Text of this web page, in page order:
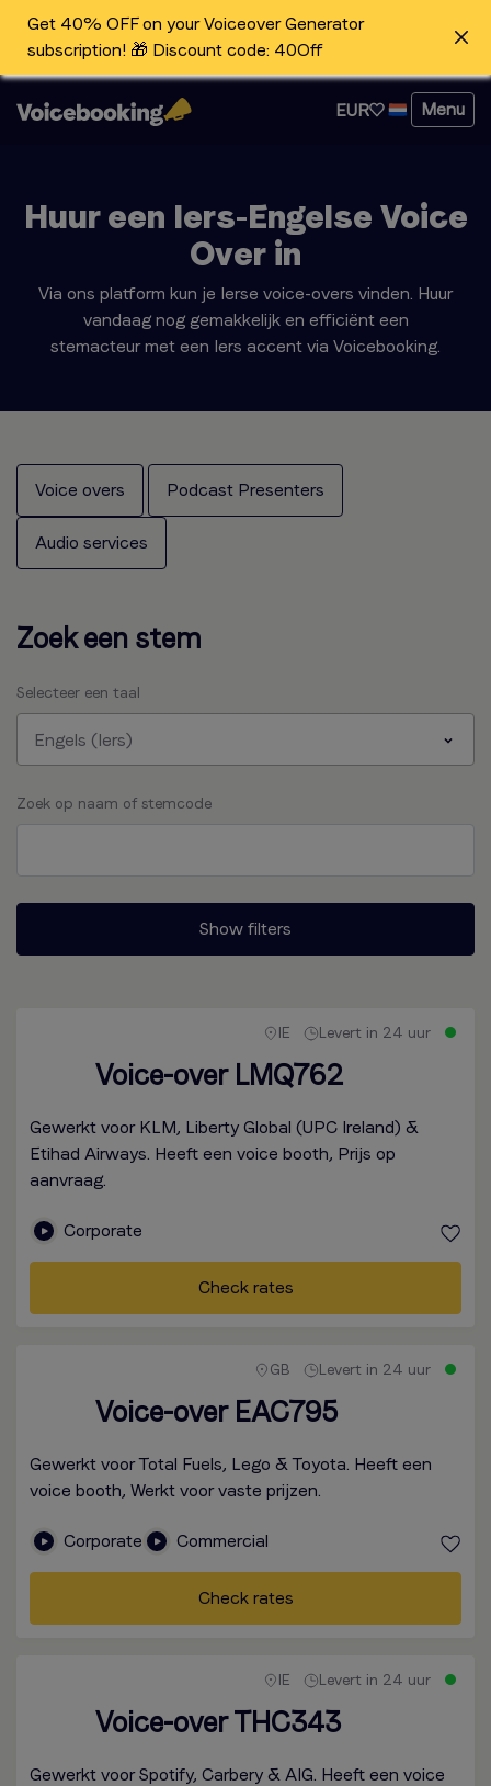
Get 40% OFF on your Voiceover Generator
subscription! 🎁 Discount code: 40Off
EUR Menu
Huur een Iers-Engelse Voice
Over in
Via ons platform kun je Ierse voice-overs vinden. Huur
vandaag nog gemakkelijk en efficiënt een
stemacteur met een Iers accent via Voicebooking.
Voice overs Podcast Presenters
Audio services
Zoek een stem
Selecteer een taal
Engels (Iers)
Zoek op naam of stemcode
IE Levert in 24 uur
Voice-over LMQ762
Gewerkt voor KLM, Liberty Global (UPC Ireland) &
Etihad Airways. Heeft een voice booth, Prijs op
aanvraag.
Corporate
Check rates
GB Levert in 24 uur
Voice-over EAC795
Gewerkt voor Total Fuels, Lego & Toyota. Heeft een
voice booth, Werkt voor vaste prijzen.
Corporate Commercial
Check rates
IE Levert in 24 uur
Voice-over THC343
Gewerkt voor Spotify, Carbery & AIG. Heeft een voice